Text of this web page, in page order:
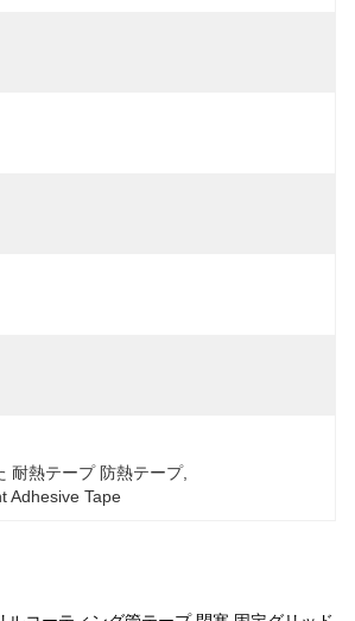
耐熱テープ 防熱テープ,
Adhesive Tape